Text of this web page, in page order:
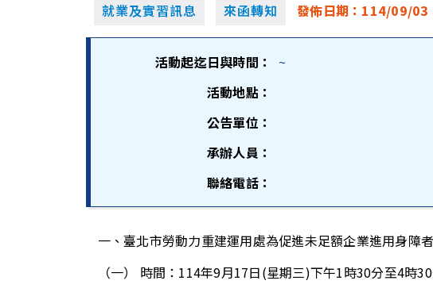
就業及實習訊息 來函轉知 發佈日期： 114/09/03
活動起迄日與時間：
~
活動地點：
公告單位：
承辦人員：
聯絡電話：
一、臺北市勞動力重建運用處為促進未足額企業進用身障
（一） 時間：114年9月17日(星期三)下午1時30分至4時30